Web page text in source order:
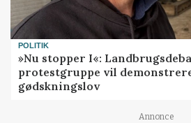
POLITIK
»Nu stopper I«:
protestgruppe vil
gødskningslov
Annonce